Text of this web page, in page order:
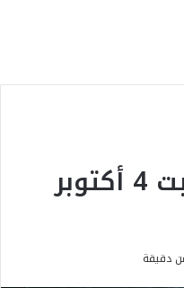
طقس اليوم السبت 4 أكتوبر
دقيقة